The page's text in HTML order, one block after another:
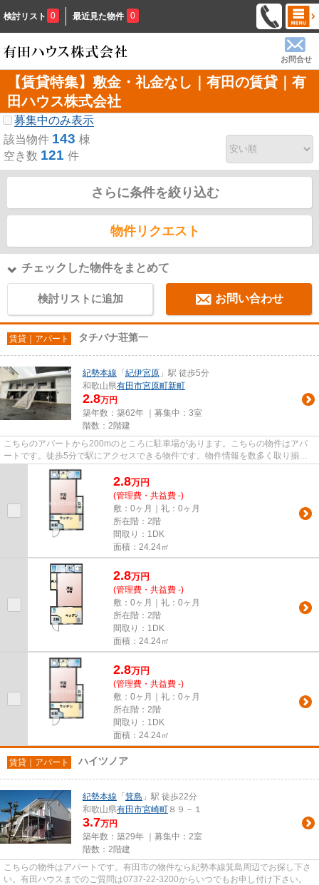
検討リスト 0 最近見た物件 0
お問合せ
【賃貸特集】敷金・礼金なし｜有田の賃貸｜有
田ハウス株式会社
募集中のみ表示
該当物件 143 棟
空き数 121 件
さらに条件を絞り込む
物件リクエスト
チェックした物件をまとめて
検討リストに追加 お問い合わせ
賃貸｜アパート タチバナ荘第一
紀勢本線 「 紀伊宮原 」駅 徒歩5分
和歌山県有田市宮原町新町
2.8万円
築年数：築62年 ｜募集中： 3室
階数：2階建
こちらのアパートから200mのところに駐車場があります。こちらの物件はアパ
ートです。徒歩5分で駅にアクセスできる物件です。物件情報を数多く取り揃え
ている有田ハウスは、お客様のラ...
2.8万円
(管理費・共益費 -)
敷：0ヶ月｜礼：0ヶ月
所在階：2階
間取り：1DK
面積：24.24㎡
2.8万円
(管理費・共益費 -)
敷：0ヶ月｜礼：0ヶ月
所在階：2階
間取り：1DK
面積：24.24㎡
2.8万円
(管理費・共益費 -)
敷：0ヶ月｜礼：0ヶ月
所在階：2階
間取り：1DK
面積：24.24㎡
賃貸｜アパート ハイツノア
紀勢本線 「 箕島 」駅 徒歩22分
和歌山県有田市宮崎町 ８９－１
3.7万円
築年数：築29年 ｜募集中： 2室
階数：2階建
こちらの物件はアパートです。有田市の物件なら紀勢本線箕島周辺でお探し下さ
い。有田ハウスまでのご質問は0737-22-3200からいつでもお申し付け下さい。